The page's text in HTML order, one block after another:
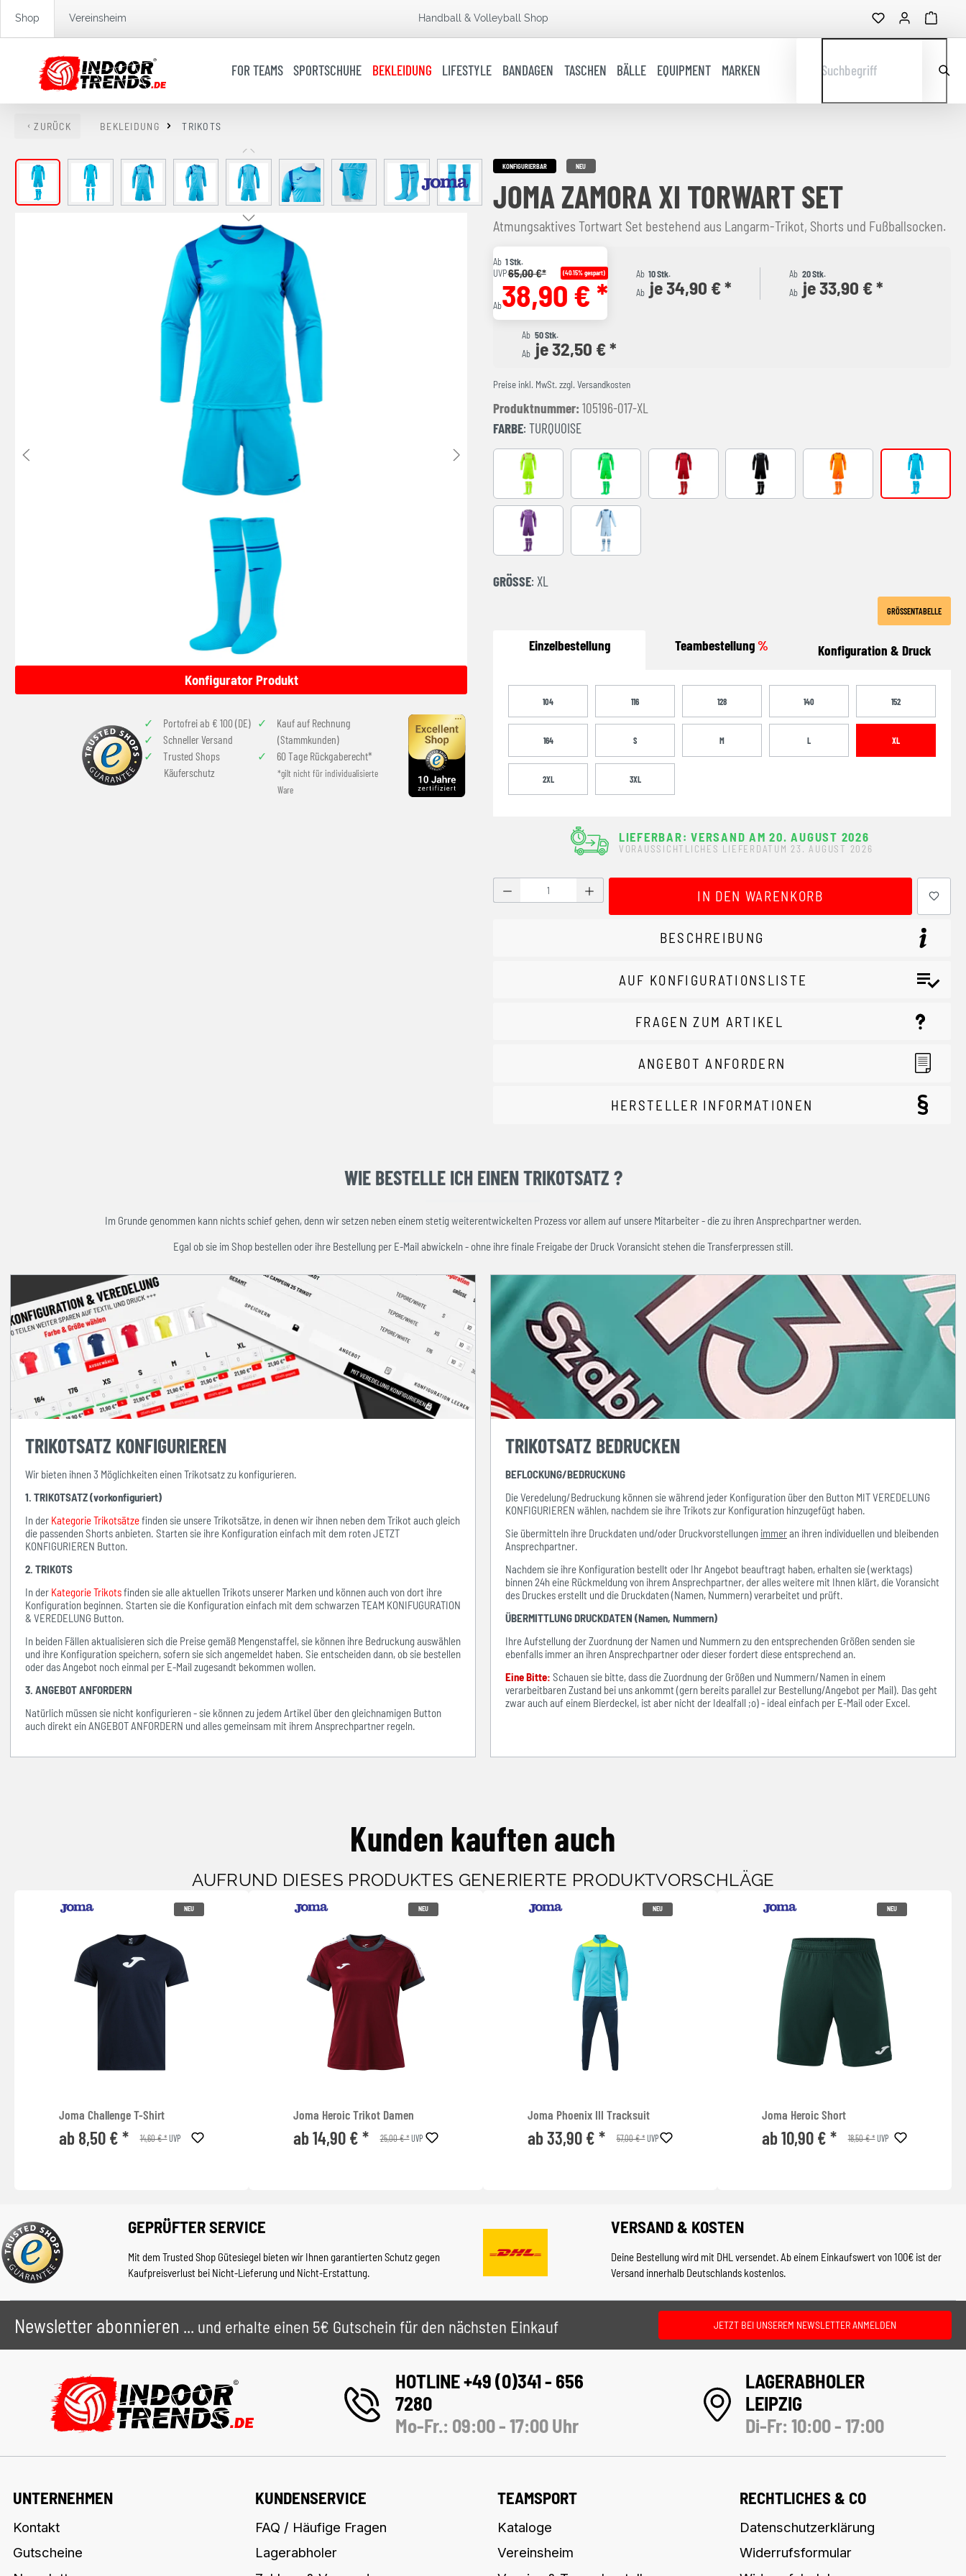
Zur Hauptnavigation springen
Shop Vereinsheim Handball & Volleyball Shop
FOR TEAMS SPORTSCHUHE BEKLEIDUNG LIFESTYLE BANDAGEN TASCHEN BÄLLE EQUIPMENT MARKEN Suchbegriff
ZURÜCK BEKLEIDUNG TRIKOTS
Bildergalerie überspringen
Konfigurator Produkt
Portofrei ab € 100 (DE)
Schneller Versand
Trusted Shops
Käuferschutz
Kauf auf Rechnung
(Stammkunden)
60 Tage Rückgaberecht*
*gilt nicht für individualisierte
Ware
KONFIGURIERBAR NEU
JOMA ZAMORA XI TORWART SET
Atmungsaktives Tortwart Set bestehend aus Langarm-Trikot, Shorts und Fußballsocken.
Ab 1 Stk.
UVP65,00 €* (40.15% gespart)
Ab38,90 € *
Ab 10 Stk.
Ab je 34,90 € *
Ab 20 Stk.
Ab je 33,90 € *
Ab 50 Stk.
Ab je 32,50 € *
Preise inkl. MwSt. zzgl. Versandkosten
Produktnummer: 105196-017-XL
FARBE: TURQUOISE
AMARILLO FLUOR FLUOR GREEN RED-NAVY BLACK-GREY NARANJA FLUOR Turquoise
Purple LIGHT BLUE
GRÖSSE : XL
GRÖSSENTABELLE
Einzelbestellung Teambestellung% Konfiguration & Druck
104 116 128 140 152
164 S M L XL
2XL 3XL
LIEFERBAR: VERSAND AM 20. AUGUST 2026
VORAUSSICHTLICHES LIEFERDATUM 23. AUGUST 2026
Produkt Anzahl: Gib den gewünschten Wert ein oder benutze die Schaltflächen
IN DEN WARENKORB
BESCHREIBUNG
AUF KONFIGURATIONSLISTE
FRAGEN ZUM ARTIKEL
ANGEBOT ANFORDERN
HERSTELLER INFORMATIONEN
WIE BESTELLE ICH EINEN TRIKOTSATZ ?
Im Grunde genommen kann nichts schief gehen, denn wir setzen neben einem stetig weiterentwickelten Prozess vor allem auf unsere Mitarbeiter - die zu ihren Ansprechpartner werden.
Egal ob sie im Shop bestellen oder ihre Bestellung per E-Mail abwickeln - ohne ihre finale Freigabe der Druck Voransicht stehen die Transferpressen still.
TRIKOTSATZ KONFIGURIEREN
Wir bieten ihnen 3 Möglichkeiten einen Trikotsatz zu konfigurieren.
1. TRIKOTSATZ (vorkonfiguriert)
In der Kategorie Trikotsätzefinden sie unsere Trikotsätze, in denen wir ihnen neben dem Trikot auch gleich
die passenden Shorts anbieten. Starten sie ihre Konfiguration einfach mit dem roten JETZT
KONFIGURIEREN Button.
2. TRIKOTS
In der Kategorie Trikotsfinden sie alle aktuellen Trikots unserer Marken und können auch von dort ihre
Konfiguration beginnen. Starten sie die Konfiguration einfach mit dem schwarzen TEAM KONIFUGURATION
& VEREDELUNG Button.
In beiden Fällen aktualisieren sich die Preise gemäß Mengenstaffel, sie können ihre Bedruckung auswählen
und ihre Konfiguration speichern, sofern sie sich angemeldet haben. Sie entscheiden dann, ob sie bestellen
oder das Angebot noch einmal per E-Mail zugesandt bekommen wollen.
3. ANGEBOT ANFORDERN
Natürlich müssen sie nicht konfigurieren - sie können zu jedem Artikel über den gleichnamigen Button
auch direkt ein ANGEBOT ANFORDERN und alles gemeinsam mit ihrem Ansprechpartner regeln.
TRIKOTSATZ BEDRUCKEN
BEFLOCKUNG/BEDRUCKUNG
Die Veredelung/Bedruckung können sie während jeder Konfiguration über den Button MIT VEREDELUNG
KONFIGURIEREN wählen, nachdem sie ihre Trikots zur Konfiguration hinzugefügt haben.
Sie übermitteln ihre Druckdaten und/oder Druckvorstellungen immeran ihren individuellen und bleibenden
Ansprechpartner.
Nachdem sie ihre Konfiguration bestellt oder Ihr Angebot beauftragt haben, erhalten sie (werktags)
binnen 24h eine Rückmeldung von ihrem Ansprechpartner, der alles weitere mit Ihnen klärt, die Voransicht
des Druckes erstellt und die Druckdaten (Namen, Nummern) verarbeitet und prüft.
ÜBERMITTLUNG DRUCKDATEN (Namen, Nummern)
Ihre Aufstellung der Zuordnung der Namen und Nummern zu den entsprechenden Größen senden sie
ebenfalls immer an ihren Ansprechpartner oder dieser fordert diese entsprechend an.
Eine Bitte: Schauen sie bitte, dass die Zuordnung der Größen und Nummern/Namen in einem
verarbeitbaren Zustand bei uns ankommt (gern bereits parallel zur Bestellung/Angebot per Mail). Das geht
zwar auch auf einem Bierdeckel, ist aber nicht der Idealfall ;o) - ideal einfach per E-Mail oder Excel.
Kunden kauften auch
AUFRUND DIESES PRODUKTES GENERIERTE PRODUKTVORSCHLÄGE
NEU
Joma Challenge T-Shirt
ab 8,50 € * 14,60 € *UVP
NEU
Joma Heroic Trikot Damen
ab 14,90 € * 25,00 € *UVP
NEU
Joma Phoenix III Tracksuit
ab 33,90 € * 57,00 € *UVP
NEU
Joma Heroic Short
ab 10,90 € * 18,50 € *UVP
GEPRÜFTER SERVICE
Mit dem Trusted Shop Gütesiegel bieten wir Ihnen garantierten Schutz gegen
Kaufpreisverlust bei Nicht-Lieferung und Nicht-Erstattung.
VERSAND & KOSTEN
Deine Bestellung wird mit DHL versendet. Ab einem Einkaufswert von 100€ ist der
Versand innerhalb Deutschlands kostenlos.
Newsletter abonnieren ... und erhalte einen 5€ Gutschein für den nächsten Einkauf JETZT BEI UNSEREM NEWSLETTER ANMELDEN
HOTLINE +49 (0)341 - 656
7280
Mo-Fr.: 09:00 - 17:00 Uhr
LAGERABHOLER
LEIPZIG
Di-Fr: 10:00 - 17:00
UNTERNEHMEN
Kontakt
Gutscheine
KUNDENSERVICE
FAQ / Häufige Fragen
Lagerabholer
TEAMSPORT
Kataloge
Vereinsheim
RECHTLICHES & CO
Datenschutzerklärung
Widerrufsformular